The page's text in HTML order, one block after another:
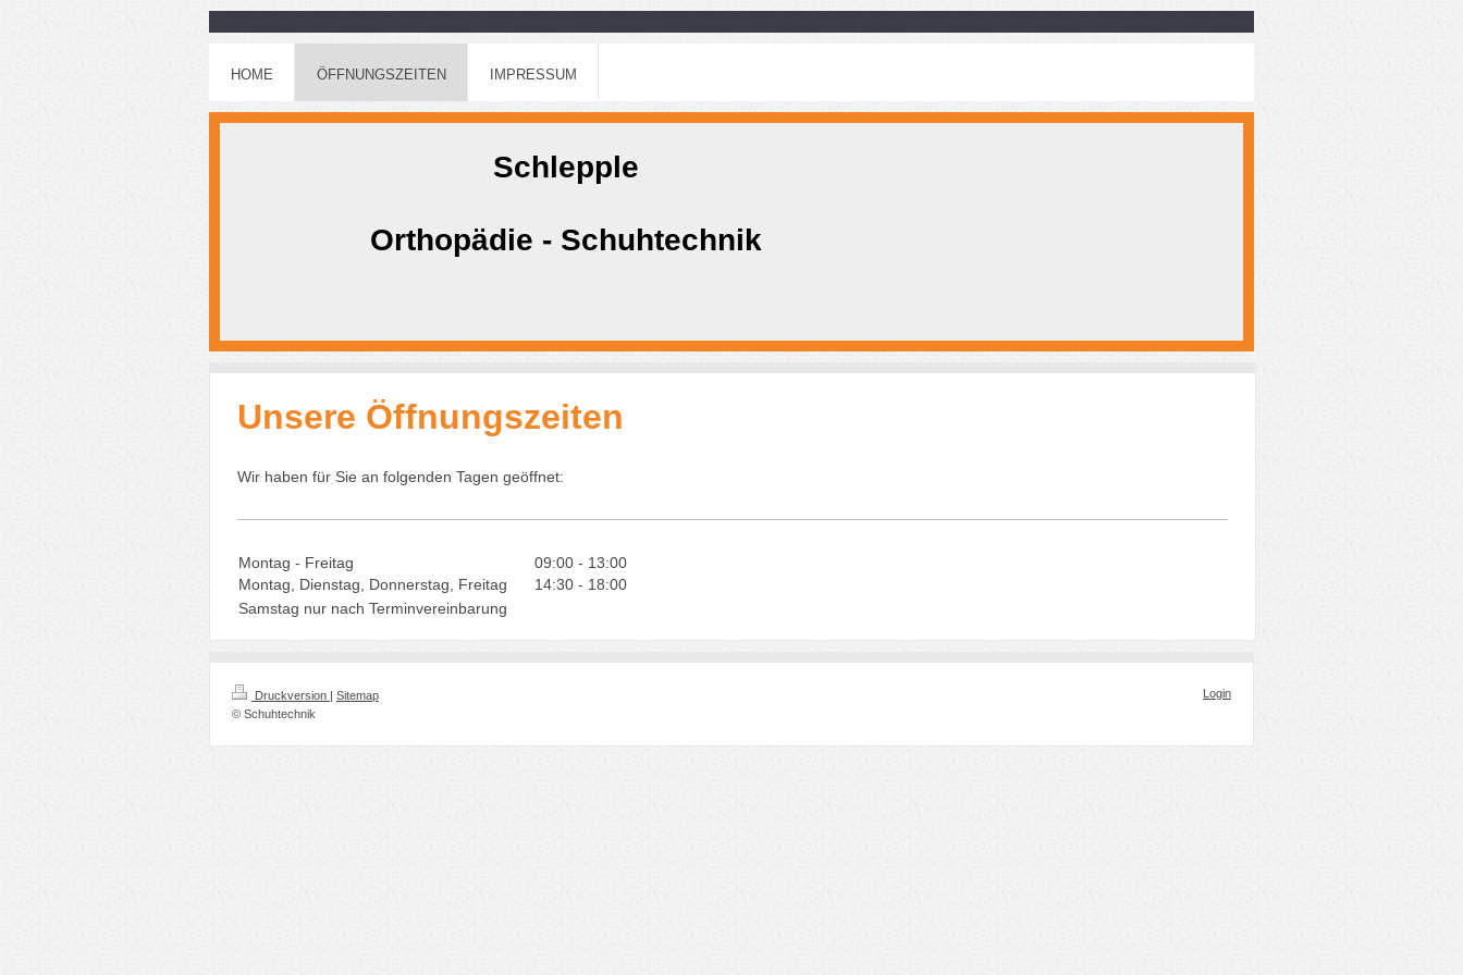
HOME ÖFFNUNGSZEITEN IMPRESSUM
Schlepple
Orthopädie - Schuhtechnik
Unsere Öffnungszeiten
Wir haben für Sie an folgenden Tagen geöffnet:
Montag - Freitag 09:00 - 13:00
Montag, Dienstag, Donnerstag, Freitag
14:30 - 18:00
Samstag nur nach Terminvereinbarung
Druckversion | Sitemap
© Schuhtechnik
Login